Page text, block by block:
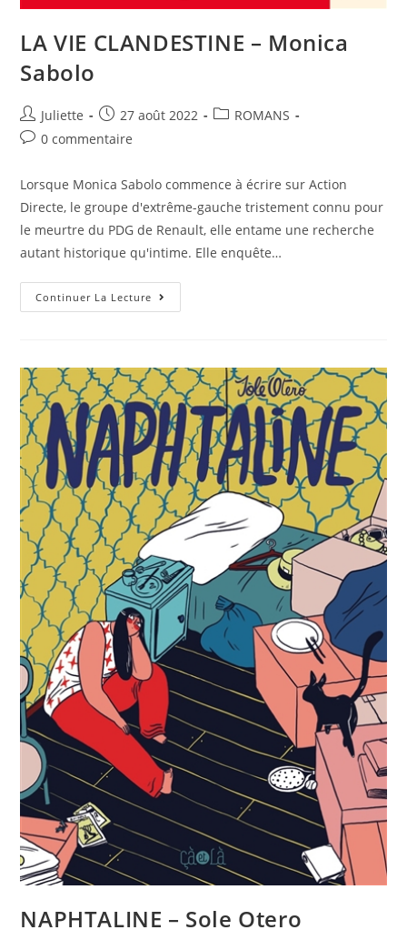
LA VIE CLANDESTINE – Monica
Sabolo
Juliette 27 août 2022
ROMANS
0 commentaire
Lorsque Monica Sabolo commence à écrire sur Action
Directe, le groupe d'extrême-gauche tristement connu pour
le meurtre du PDG de Renault, elle entame une recherche
autant historique qu'intime. Elle enquête…
Continuer La Lecture
NAPHTALINE – Sole Otero